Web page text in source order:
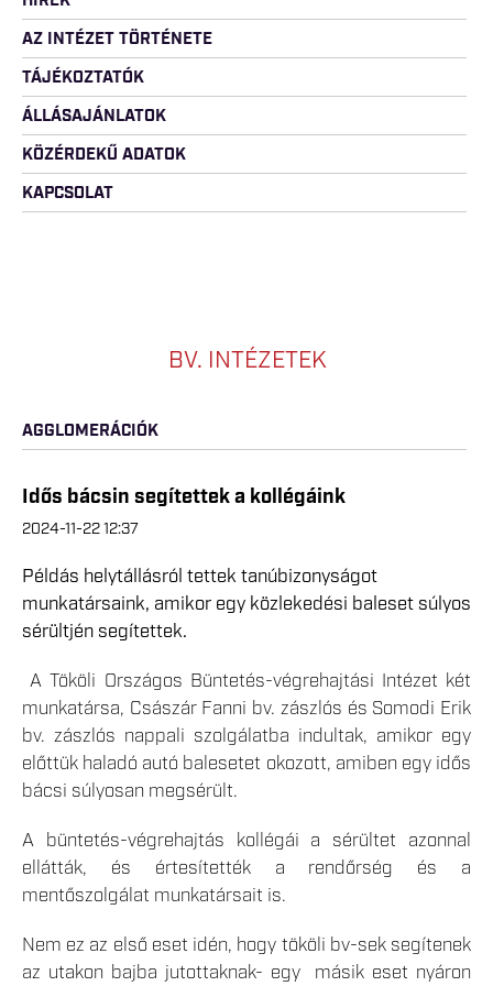
AZ INTÉZET TÖRTÉNETE
TÁJÉKOZTATÓK
ÁLLÁSAJÁNLATOK
KÖZÉRDEKŰ ADATOK
KAPCSOLAT
BV. INTÉZETEK
AGGLOMERÁCIÓK
Idős bácsin segítettek a kollégáink
2024-11-22 12:37
Példás helytállásról tettek tanúbizonyságot
munkatársaink, amikor egy közlekedési baleset súlyos
sérültjén segítettek.
A Tököli Országos Büntetés-végrehajtási Intézet két
munkatársa, Császár Fanni bv. zászlós és Somodi Erik
bv. zászlós nappali szolgálatba indultak, amikor egy
előttük haladó autó balesetet okozott, amiben egy idős
bácsi súlyosan megsérült.
A büntetés-végrehajtás kollégái a sérültet azonnal
ellátták, és értesítették a rendőrség és a
mentőszolgálat munkatársait is.
Nem ez az első eset idén, hogy tököli bv-sek segítenek
az utakon bajba jutottaknak- egy másik eset nyáron